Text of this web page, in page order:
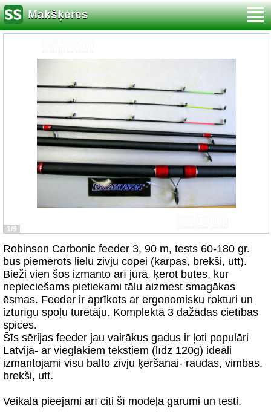
Makšķeres
1/9
Robinson Carbonic feeder 3, 90 m, tests 60-180 gr.
būs piemērots lielu zivju copei (karpas, brekši, utt).
Bieži vien šos izmanto arī jūrā, ķerot butes, kur
nepieciešams pietiekami tālu aizmest smagākas
ēsmas. Feeder ir aprīkots ar ergonomisku rokturi un
izturīgu spoļu turētāju. Komplektā 3 dažādas cietības
spices.
Šīs sērijas feeder jau vairākus gadus ir ļoti populāri
Latvijā- ar vieglākiem tekstiem (līdz 120g) ideāli
izmantojami visu balto zivju ķeršanai- raudas, vimbas,
brekši, utt.
Veikalā pieejami arī citi šī modeļa garumi un testi.